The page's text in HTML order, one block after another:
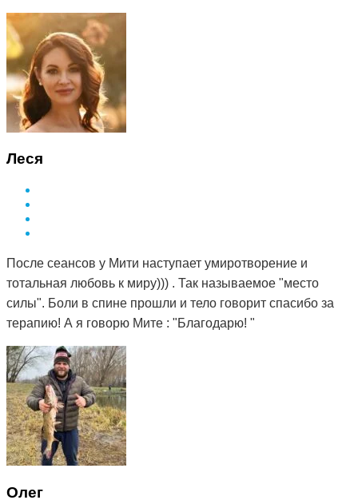
Леся
После сеансов у Мити наступает умиротворение и
тотальная любовь к миру))) . Так называемое "место
силы". Боли в спине прошли и тело говорит спасибо за
терапию! А я говорю Мите : "Благодарю! "
Олег